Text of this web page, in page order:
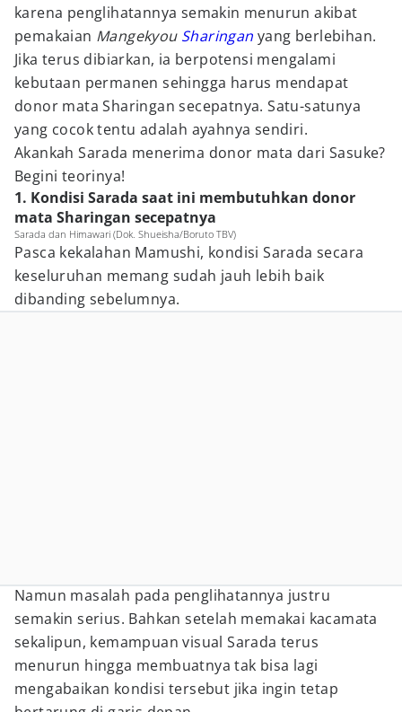
karena penglihatannya semakin menurun akibat
pemakaian Mangekyou Sharingan yang berlebihan.
Jika terus dibiarkan, ia berpotensi mengalami
kebutaan permanen sehingga harus mendapat
donor mata Sharingan secepatnya. Satu-satunya
yang cocok tentu adalah ayahnya sendiri.
Akankah Sarada menerima donor mata dari Sasuke?
Begini teorinya!
1. Kondisi Sarada saat ini membutuhkan donor
mata Sharingan secepatnya
Sarada dan Himawari (Dok. Shueisha/Boruto TBV)
Pasca kekalahan Mamushi, kondisi Sarada secara
keseluruhan memang sudah jauh lebih baik
dibanding sebelumnya.
Namun masalah pada penglihatannya justru
semakin serius. Bahkan setelah memakai kacamata
sekalipun, kemampuan visual Sarada terus
menurun hingga membuatnya tak bisa lagi
mengabaikan kondisi tersebut jika ingin tetap